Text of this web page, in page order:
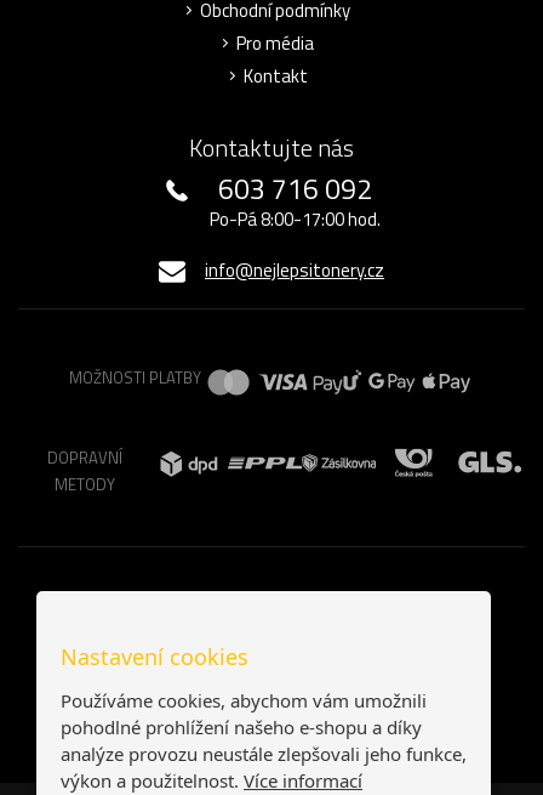
Obchodní podmínky
Pro média
Kontakt
Kontaktujte nás
603 716 092
Po-Pá 8:00-17:00 hod.
info@nejlepsitonery.cz
MOŽNOSTI PLATBY
DOPRAVNÍ
METODY
Nastavení cookies
Používáme cookies, abychom vám umožnili
pohodlné prohlížení našeho e-shopu a díky
analýze provozu neustále zlepšovali jeho funkce,
výkon a použitelnost. Více informací